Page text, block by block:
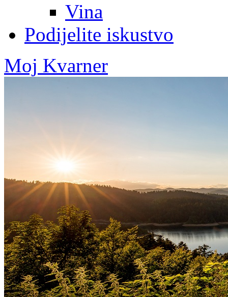
Vina
Podijelite iskustvo
Moj Kvarner